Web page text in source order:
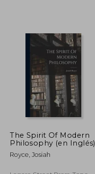
$ 44.69 45%
The Spirit Of Modern
Philosophy (en Inglés)
Royce, Josiah